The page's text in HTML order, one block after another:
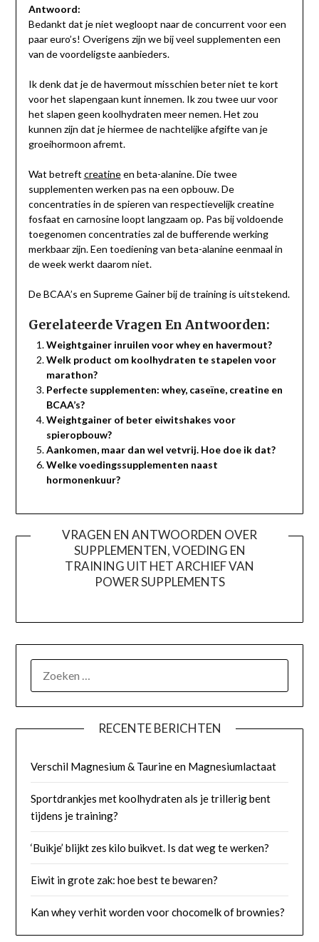
Antwoord:
Bedankt dat je niet wegloopt naar de concurrent voor een
paar euro’s! Overigens zijn we bij veel supplementen een
van de voordeligste aanbieders.
Ik denk dat je de havermout misschien beter niet te kort
voor het slapengaan kunt innemen. Ik zou twee uur voor
het slapen geen koolhydraten meer nemen. Het zou
kunnen zijn dat je hiermee de nachtelijke afgifte van je
groeihormoon afremt.
Wat betreft creatineen beta-alanine. Die twee
supplementen werken pas na een opbouw. De
concentraties in de spieren van respectievelijk creatine
fosfaat en carnosine loopt langzaam op. Pas bij voldoende
toegenomen concentraties zal de bufferende werking
merkbaar zijn. Een toediening van beta-alanine eenmaal in
de week werkt daarom niet.
De BCAA’s en Supreme Gainer bij de training is uitstekend.
Gerelateerde Vragen En Antwoorden:
Weightgainer inruilen voor whey en havermout?
Welk product om koolhydraten te stapelen voor
marathon?
Perfecte supplementen: whey, caseïne, creatine en
BCAA’s?
Weightgainer of beter eiwitshakes voor
spieropbouw?
Aankomen, maar dan wel vetvrij. Hoe doe ik dat?
Welke voedingssupplementen naast
hormonenkuur?
VRAGEN EN ANTWOORDEN OVER
SUPPLEMENTEN, VOEDING EN
TRAINING UIT HET ARCHIEF VAN
POWER SUPPLEMENTS
NAAR:
RECENTE BERICHTEN
Verschil Magnesium & Taurine en Magnesiumlactaat
Sportdrankjes met koolhydraten als je trillerig bent
tijdens je training?
‘Buikje’ blijkt zes kilo buikvet. Is dat weg te werken?
Eiwit in grote zak: hoe best te bewaren?
Kan whey verhit worden voor chocomelk of brownies?